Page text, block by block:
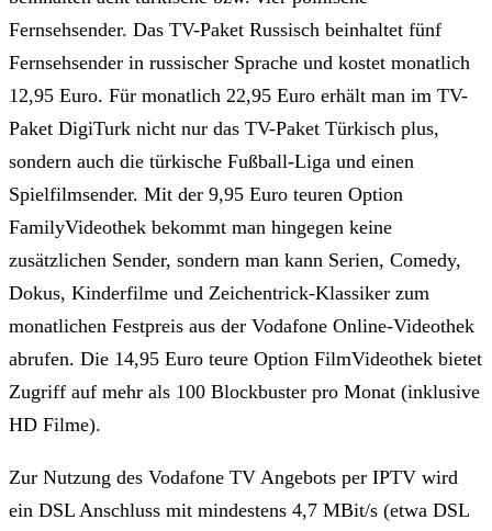
Fernsehsender. Das TV-Paket Russisch beinhaltet fünf
Fernsehsender in russischer Sprache und kostet monatlich
12,95 Euro. Für monatlich 22,95 Euro erhält man im TV-
Paket DigiTurk nicht nur das TV-Paket Türkisch plus,
sondern auch die türkische Fußball-Liga und einen
Spielfilmsender. Mit der 9,95 Euro teuren Option
FamilyVideothek bekommt man hingegen keine
zusätzlichen Sender, sondern man kann Serien, Comedy,
Dokus, Kinderfilme und Zeichentrick-Klassiker zum
monatlichen Festpreis aus der Vodafone Online-Videothek
abrufen. Die 14,95 Euro teure Option FilmVideothek bietet
Zugriff auf mehr als 100 Blockbuster pro Monat (inklusive
HD Filme).
Zur Nutzung des Vodafone TV Angebots per IPTV wird
ein DSL Anschluss mit mindestens 4,7 MBit/s (etwa DSL